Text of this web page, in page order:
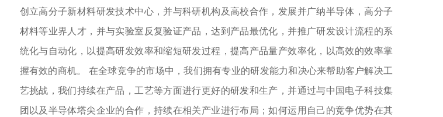
创立高分子新材料研发技术中心，并与科研机构及高校合作，发展并广纳半导体，高分子
材料等业界人才，并与实验室反复验证产品，达到产品最优化，并推广研发设计流程的系
统化与自动化，以提高研发效率和缩短研发过程，提高产品量产效率化，以高效的效率掌
握有效的商机。 在全球竞争的市场中，我们拥有专业的研发能力和决心来帮助客户解决工
艺挑战，我们持续在产品，工艺等方面进行更好的研发和生产，并通过与中国电子科技集
团以及半导体塔尖企业的合作，持续在相关产业进行布局；如何运用自己的竞争优势在其